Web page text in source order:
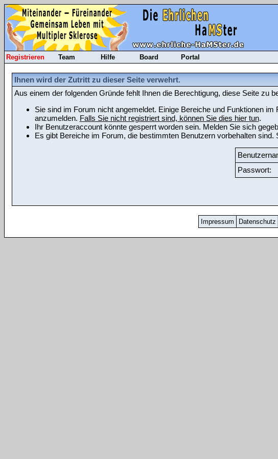
Registrieren Team Hilfe Board Portal
Ihnen wird der Zutritt zu dieser Seite verwehrt.
Aus einem der folgenden Gründe fehlt Ihnen die Berechtigung, diese Seite zu
Sie sind im Forum nicht angemeldet. Einige Bereiche und Funktionen
anzumelden. Falls Sie nicht registriert sind, können Sie dies hier tun.
Ihr Benutzeraccount könnte gesperrt worden sein. Melden Sie sich
Es gibt Bereiche im Forum, die bestimmten Benutzern vorbehalten
Passwort:
Impressum Datenschutz